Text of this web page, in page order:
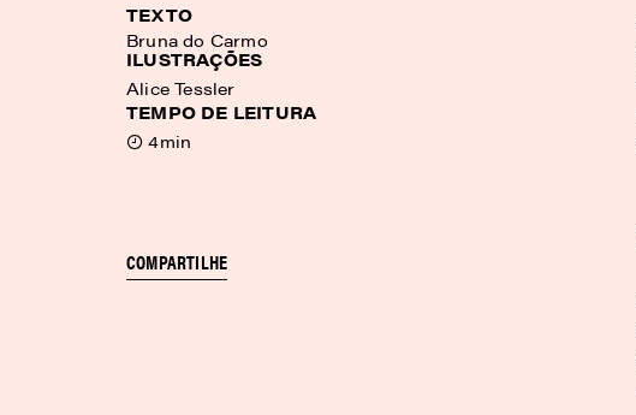
TEXTO
Bruna do Carmo
ILUSTRAÇÕES
Alice Tessler
TEMPO DE LEITURA
4min
COMPARTILHE